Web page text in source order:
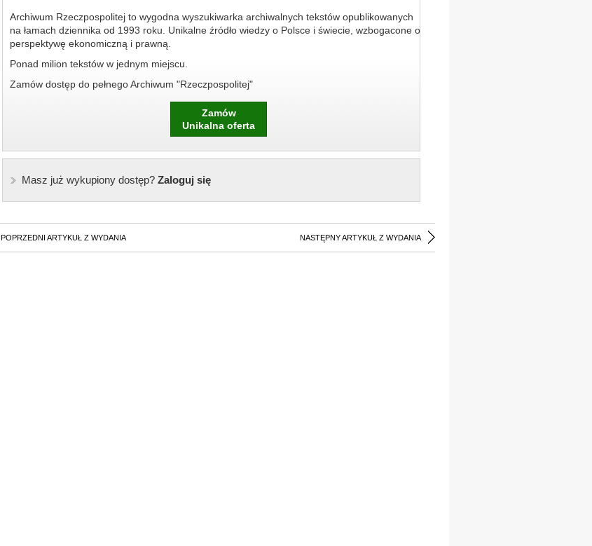
Archiwum Rzeczpospolitej to wygodna wyszukiwarka archiwalnych tekstów opublikowanych
na łamach dziennika od 1993 roku. Unikalne źródło wiedzy o Polsce i świecie, wzbogacone o
perspektywę ekonomiczną i prawną.
Ponad milion tekstów w jednym miejscu.
Zamów dostęp do pełnego Archiwum "Rzeczpospolitej"
Zamów
Unikalna oferta
Masz już wykupiony dostęp?Zaloguj się
POPRZEDNI ARTYKUŁ Z WYDANIA NASTĘPNY ARTYKUŁ Z WYDANIA